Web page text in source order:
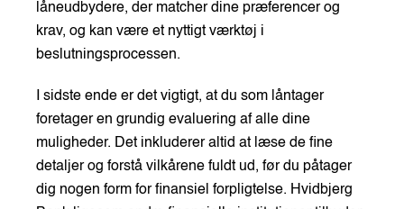
låneudbydere, der matcher dine præferencer og
krav, og kan være et nyttigt værktøj i
beslutningsprocessen.
I sidste ende er det vigtigt, at du som låntager
foretager en grundig evaluering af alle dine
muligheder. Det inkluderer altid at læse de fine
detaljer og forstå vilkårene fuldt ud, før du påtager
dig nogen form for finansiel forpligtelse. Hvidbjerg